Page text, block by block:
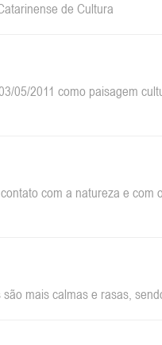
de Cultura
05/2011 como paisagem
com a natureza e
mais calmas e rasas,